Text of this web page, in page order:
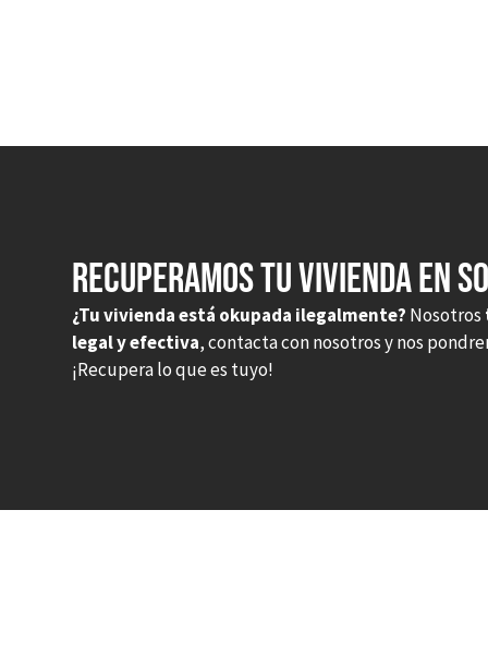
Recuperamos tu vivienda en
¿Tu vivienda está okupada ilegalmente? Nosotros
legal y efectiva, contacta con nosotros y nos
¡Recupera lo que es tuyo!